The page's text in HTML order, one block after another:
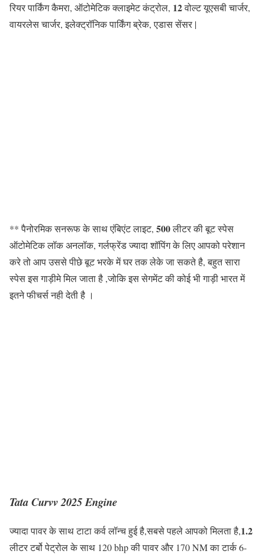
रियर पार्किंग कैमरा, ऑटोमेटिक क्लाइमेट कंट्रोल, 12वोल्ट यूएसबी चार्जर,
वायरलेस चार्जर, इलेक्ट्रॉनिक पार्किंग ब्रेक, एडास सेंसर |
** पैनोरमिक सनरूफ के साथ एंबिएंट लाइट, 500लीटर की बूट स्पेस
ऑटोमेटिक लॉक अनलॉक, गर्लफ्रेंड ज्यादा शॉपिंग के लिए आपको परेशान
करे तो आप उससे पीछे बूट भरके में घर तक लेके जा सकते है, बहुत सारा
स्पेस इस गाड़ीमे मिल जाता है ,जोकि इस सेगमेंट की कोई भी गाड़ी भारत में
इतने फीचर्स नही देती है ।
Tata Curvv 2025Engine
ज्यादा पावर के साथ टाटा कर्व लॉन्च हुई है,सबसे पहले आपको मिलता है,1.2
लीटर टर्बो पेट्रोल के साथ 120 bhp की पावर और 170 NM का टार्क 6-